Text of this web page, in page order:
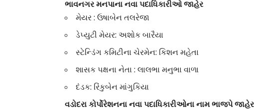
ભાવનગર મનપાના નવા પદાધિકારીઓ જાહેર
મેયર : ઉષાબેન તલરેજા
ડેપ્યુટી મેયર: અશોક બારૈયા
સ્ટેન્ડિંગ કમિટીના ચેરમેન: કિશન મહેતા
શાસક પક્ષના નેતા : લાલભા મનુભા વાળા
દંડક: રિંકુબેન માંગુકિયા
વડોદરા કોર્પોરેશનના નવા પદાધિકારીઓના નામ ભાજપે જાહેર